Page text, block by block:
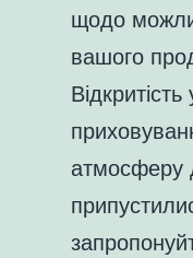
щодо
вашого
Відкритість
атмосферу